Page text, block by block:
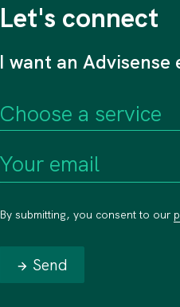
Let's connect
I want an
By submitting, you consent to our
Send